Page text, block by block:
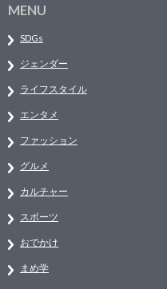
MENU
SDGs
ジェンダー
ライフスタイル
エンタメ
ファッション
グルメ
カルチャー
スポーツ
おでかけ
まめ学